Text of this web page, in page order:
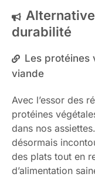
durabilité
Les protéines
viande
Avec l’essor des
protéines
dans nos
désormais
des plats tout en
d’alimentation